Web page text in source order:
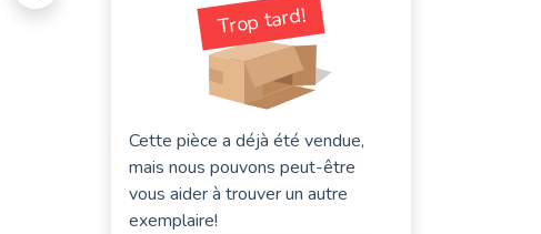
Trop tard!
Cette pièce a déjà été vendue,
mais nous pouvons peut-être
vous aider à trouver un autre
exemplaire!